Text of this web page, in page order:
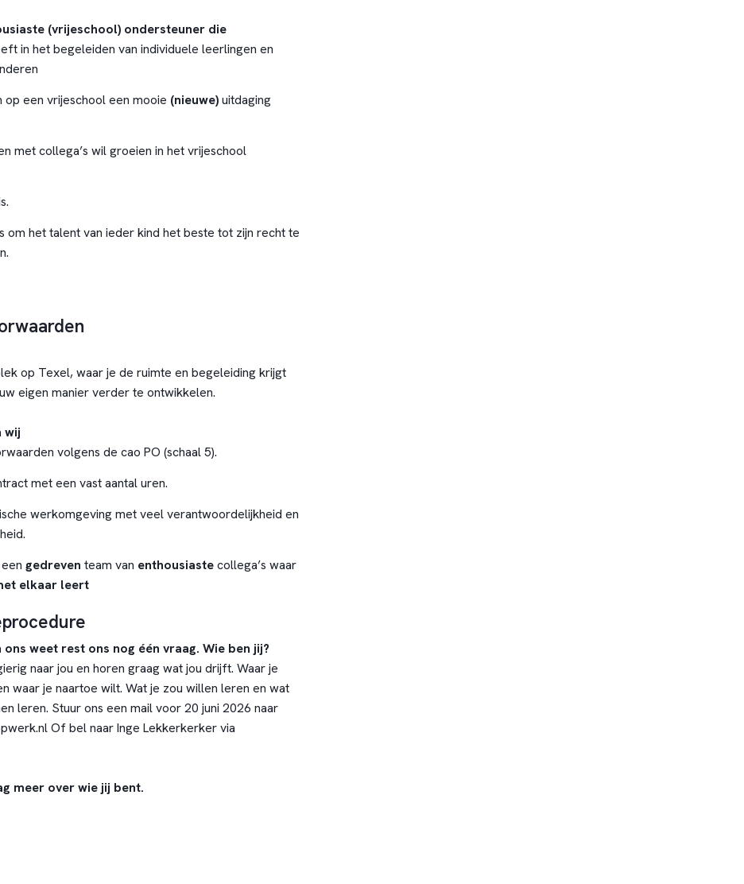
(vrijeschool) ondersteuner die
in het begeleiden van individuele leerlingen en
op een vrijeschool een mooie (nieuwe)uitdaging
met collega’s wil groeien in het vrijeschool
om het talent van ieder kind het beste tot zijn recht te
op Texel, waar je de ruimte en begeleiding krijgt
eigen manier verder te ontwikkelen.
wij
volgens de cao PO (schaal 5).
met een vast aantal uren.
werkomgeving met veel verantwoordelijkheid en
gedreven team van enthousiastecollega’s waar
elkaar leert
ons weet rest ons nog één vraag. Wie ben jij?
naar jou en horen graag wat jou drijft. Waar je
waar je naartoe wilt. Wat je zou willen leren en wat
leren. Stuur ons een mail voor 20 juni 2026 naar
Of bel naar Inge Lekkerkerker via
meer over wie jij bent.